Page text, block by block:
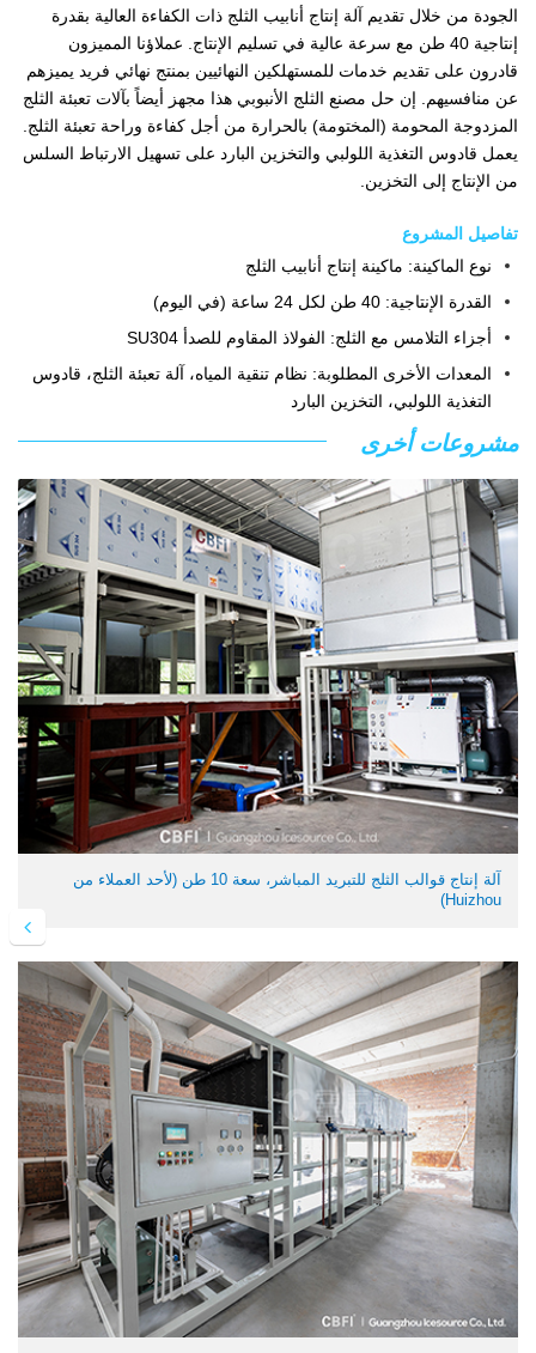
الجودة من خلال تقديم آلة إنتاج أنابيب الثلج ذات الكفاءة العالية بقدرة
إنتاجية 40 طن مع سرعة عالية في تسليم الإنتاج. عملاؤنا المميزون
قادرون على تقديم خدمات للمستهلكين النهائيين بمنتج نهائي فريد يميزهم
عن منافسيهم. إن حل مصنع الثلج الأنبوبي هذا مجهز أيضاً بآلات تعبئة الثلج
المزدوجة المحومة (المختومة) بالحرارة من أجل كفاءة وراحة تعبئة الثلج.
يعمل قادوس التغذية اللولبي والتخزين البارد على تسهيل الارتباط السلس
من الإنتاج إلى التخزين.
تفاصيل المشروع
نوع الماكينة: ماكينة إنتاج أنابيب الثلج
القدرة الإنتاجية: 40 طن لكل 24 ساعة (في اليوم)
أجزاء التلامس مع الثلج: الفولاذ المقاوم للصدأ SU304
المعدات الأخرى المطلوبة: نظام تنقية المياه، آلة تعبئة الثلج، قادوس
التغذية اللولبي، التخزين البارد
مشروعات أخرى
آلة إنتاج قوالب الثلج للتبريد المباشر، سعة 10 طن (لأحد العملاء من
Huizhou)